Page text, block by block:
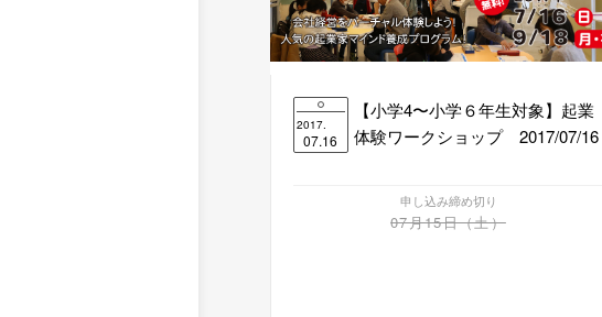
2017.
07.16
【小学4〜小学６年生対象】起業
体験ワークショップ 2017/07/16
申し込み締め切り
07月15日（土）